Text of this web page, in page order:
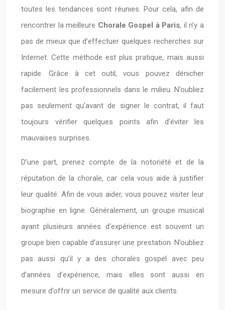
toutes les tendances sont réunies. Pour cela, afin de
rencontrer la meilleure Chorale Gospel à Paris, il n’y a
pas de mieux que d’effectuer quelques recherches sur
Internet. Cette méthode est plus pratique, mais aussi
rapide. Grâce à cet outil, vous pouvez dénicher
facilement les professionnels dans le milieu. N’oubliez
pas seulement qu’avant de signer le contrat, il faut
toujours vérifier quelques points afin d’éviter les
mauvaises surprises.
D’une part, prenez compte de la notoriété et de la
réputation de la chorale, car cela vous aide à justifier
leur qualité. Afin de vous aider, vous pouvez visiter leur
biographie en ligne. Généralement, un groupe musical
ayant plusieurs années d’expérience est souvent un
groupe bien capable d’assurer une prestation. N’oubliez
pas aussi qu’il y a des chorales gospel avec peu
d’années d’expérience, mais elles sont aussi en
mesure d’offrir un service de qualité aux clients.